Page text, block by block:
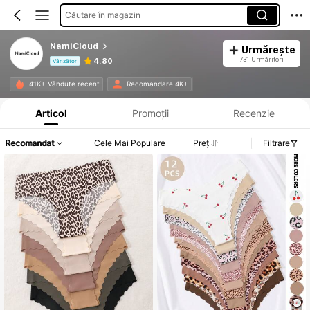
Căutare în magazin
NamiCloud
Vânzător 4.80
Urmărește
731 Urmăritori
41K+ Vândute recent Recomandare 4K+
Informații despre produs: Divulgarea prețului, detalii privind vânzările și stocul.
Articol Promoții Recenzie
Recomandat Cele Mai Populare Preț Filtrare